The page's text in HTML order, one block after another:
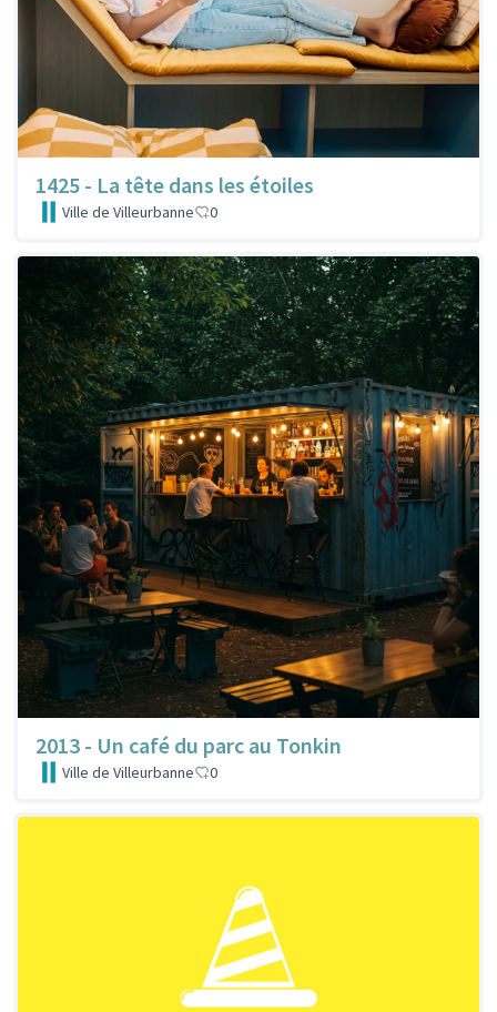
1425 - La tête dans les étoiles
Ville de Villeurbanne 0
2013 - Un café du parc au Tonkin
Ville de Villeurbanne 0